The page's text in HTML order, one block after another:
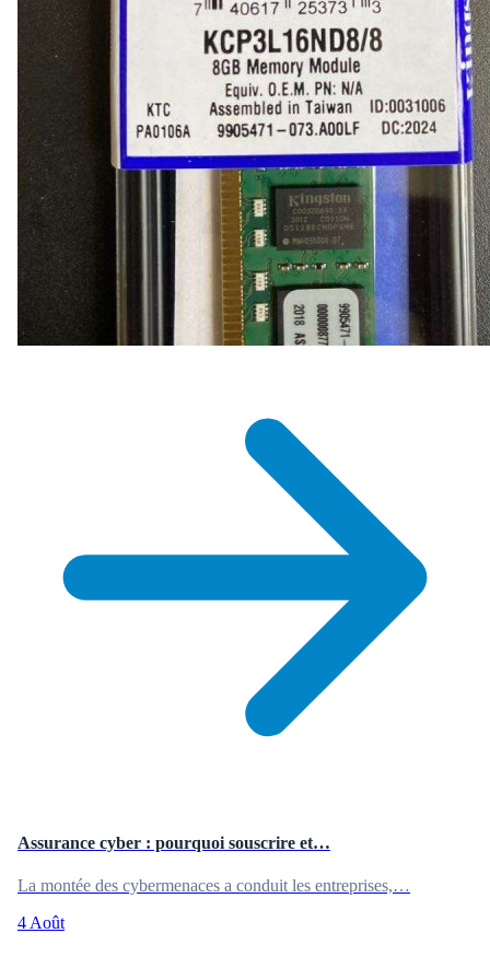
Assurance cyber : pourquoi souscrire et…
La montée des cybermenaces a conduit les entreprises,…
4 Août